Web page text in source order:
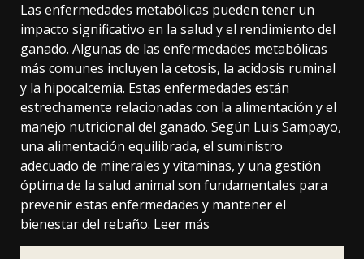
Las enfermedades metabólicas pueden tener un
impacto significativo en la salud y el rendimiento del
ganado. Algunas de las enfermedades metabólicas
más comunes incluyen la cetosis, la acidosis ruminal
y la hipocalcemia. Estas enfermedades están
estrechamente relacionadas con la alimentación y el
manejo nutricional del ganado. Según Luis Sampayo,
una alimentación equilibrada, el suministro
adecuado de minerales y vitaminas, y una gestión
óptima de la salud animal son fundamentales para
prevenir estas enfermedades y mantener el
bienestar del rebaño. Leer más